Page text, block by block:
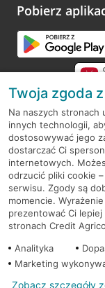
Pobierz
RODO
Regulamin serwisu
Mapa serwisu
PolitykaCookies
Twoja zgoda
Na naszych stronach
innych technologii,
dostosowywać jego
dostarczać Ci
internetowych.
odrzucić pliki cookie
serwisu. Zgody są
momencie.
prezentować Ci
stronach Credit
Analityka
Marketing
Zobacz szczegóły